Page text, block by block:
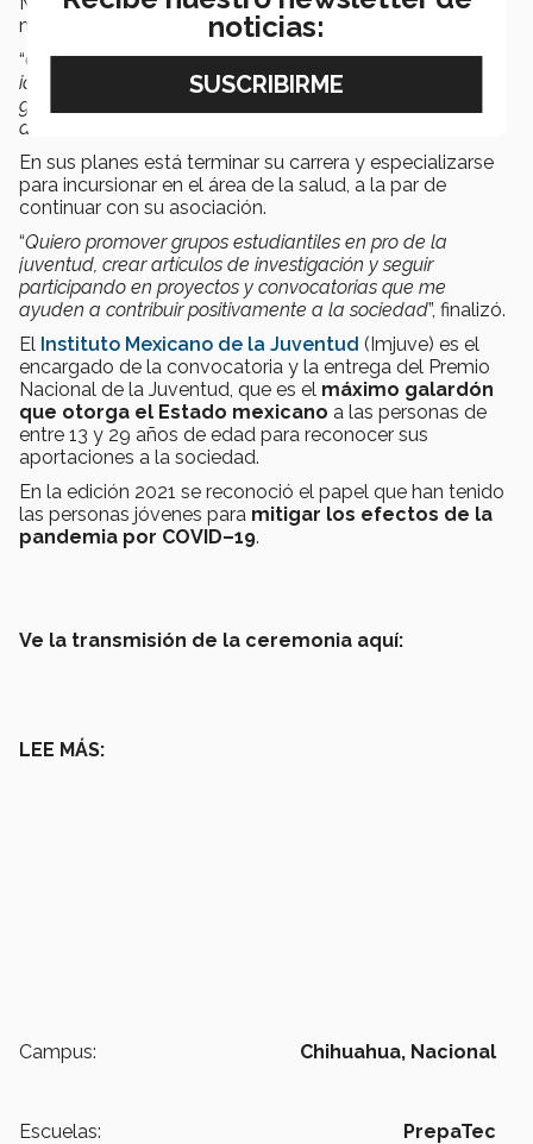
mejor su asociación.
“Como dice la frase que considero ha sido mi lema: las
ideas cambian al mundo, los jóvenes somos capaces de
generar ideas, por lo tanto, los jóvenes podemos cambiar
al mundo”
En sus planes está terminar su carrera y especializarse
para incursionar en el área de la salud, a la par de
continuar con su asociación.
“Quiero promover grupos estudiantiles en pro de la
juventud, crear artículos de investigación y seguir
participando en proyectos y convocatorias que me
ayuden a contribuir positivamente a la sociedad”, finalizó.
El Instituto Mexicano de la Juventud (Imjuve) es el
encargado de la convocatoria y la entrega del Premio
Nacional de la Juventud, que es el máximo galardón
que otorga el Estado mexicano a las personas de
entre 13 y 29 años de edad para reconocer sus
aportaciones a la sociedad.
En la edición 2021 se reconoció el papel que han tenido
las personas jóvenes para mitigar los efectos de la
pandemia por COVID–19.
Ve la transmisión de la ceremonia aquí:
LEE MÁS:
Campus: Chihuahua, Nacional
Escuelas: PrepaTec
noticias: